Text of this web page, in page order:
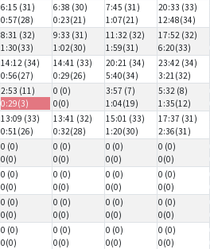
6:15 (31)
0:57(28)
6:38 (30)
0:23(21)
7:45 (31)
1:07(21)
20:33 (33)
12:48(34)
8:31 (32)
1:30(33)
9:33 (31)
1:02(30)
11:32 (32)
1:59(31)
17:52 (32)
6:20(33)
14:12 (34)
0:56(27)
14:41 (33)
0:29(26)
20:21 (34)
5:40(34)
23:42 (34)
3:21(32)
2:53 (11)
0:29(3)
0 (0)
0(0)
3:57 (7)
1:04(19)
5:32 (8)
1:35(12)
13:09 (33)
0:51(26)
13:41 (32)
0:32(28)
15:01 (33)
1:20(30)
17:37 (31)
2:36(31)
0 (0)
0(0)
0 (0)
0(0)
0 (0)
0(0)
0 (0)
0(0)
0 (0)
0(0)
0 (0)
0(0)
0 (0)
0(0)
0 (0)
0(0)
0 (0)
0(0)
0 (0)
0(0)
0 (0)
0(0)
0 (0)
0(0)
0 (0)
0(0)
0 (0)
0(0)
0 (0)
0(0)
0 (0)
0(0)